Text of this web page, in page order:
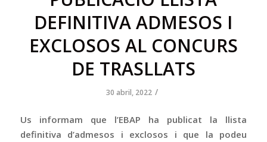
DEFINITIVA ADMESOS I
EXCLOSOS AL CONCURS
DE TRASLLATS
30 abril, 2022 /
Us informam que l’EBAP ha publicat la llista
definitiva d’admesos i exclosos i que la podeu